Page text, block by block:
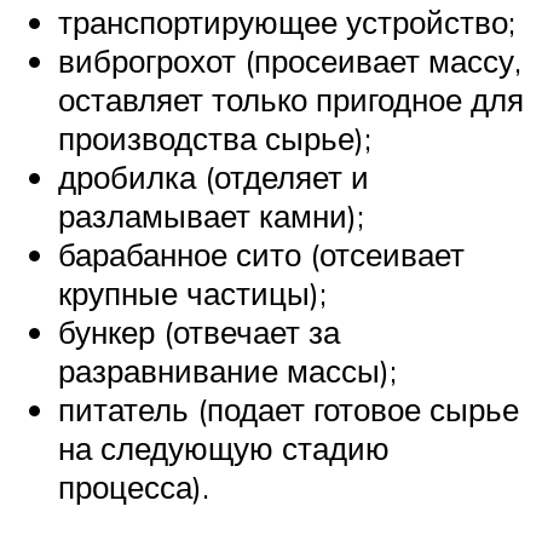
транспортирующее устройство;
виброгрохот (просеивает массу,
оставляет только пригодное для
производства сырье);
дробилка (отделяет и
разламывает камни);
барабанное сито (отсеивает
крупные частицы);
бункер (отвечает за
разравнивание массы);
питатель (подает готовое сырье
на следующую стадию
процесса).